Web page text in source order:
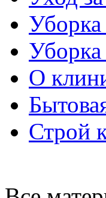
Уборка
О
Строй